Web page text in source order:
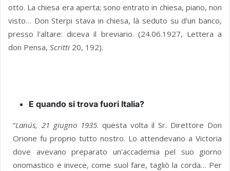
otto. La chiesa era aperta; sono entrato in chiesa, piano, non
visto… Don Sterpi stava in chiesa, là seduto su d’un banco,
presso l'altare: diceva il breviario. (24.06.1927, Lettera a
don Pensa, Scritti 20, 192).
E quando si trova fuori Italia?
“Lanús, 21 giugno 1935. questa volta il Sr. Direttore Don
Orione fu proprio tutto nostro. Lo attendevano a Victoria
dove avevano preparato un’accademia pel suo giorno
onomastico e invece, come suol fare, tagliò la corda… Per